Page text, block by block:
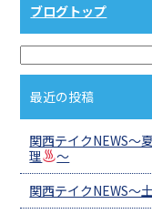
ブログトップ
最近の投稿
関西テイクNEWS～
理
～
関西テイクNEWS～